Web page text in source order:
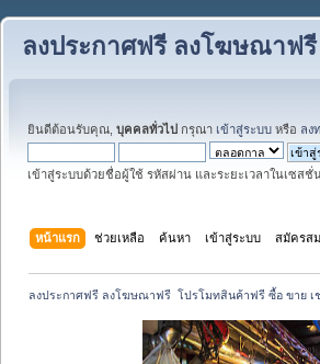
ลงประกาศฟรี ลงโฆษณาฟ
ยินดีต้อนรับคุณ, บุคคลทั่วไป กรุณา เข้าสู่ระบบ หรือ ลง
เข้าสู่ระบบด้วยชื่อผู้ใช้ รหัสผ่าน และระยะเวลาในเซสชั่
หน้าแรก ช่วยเหลือ ค้นหา เข้าสู่ระบบ สมัครส
ลงประกาศฟรี ลงโฆษณาฟรี  โปรโมทสินค้าฟรี ซื้อ ขาย เ